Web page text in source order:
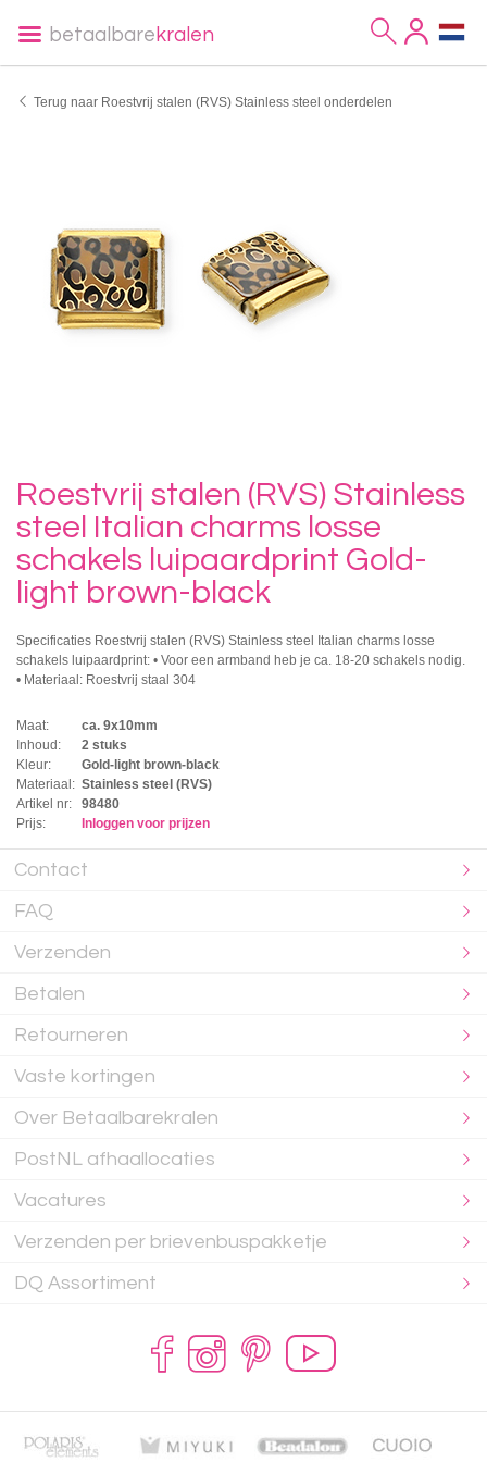
betaalbare kralen
Terug naar Roestvrij stalen (RVS) Stainless steel onderdelen
Roestvrij stalen (RVS) Stainless
steel Italian charms losse
schakels luipaardprint Gold-
light brown-black
Specificaties Roestvrij stalen (RVS) Stainless steel Italian charms losse
schakels luipaardprint: • Voor een armband heb je ca. 18-20 schakels nodig.
• Materiaal: Roestvrij staal 304
Maat:
ca. 9x10mm
Inhoud:
2 stuks
Kleur:
Gold-light brown-black
Materiaal: Stainless steel (RVS)
Artikel nr:
98480
Prijs:
Inloggen voor prijzen
Contact
FAQ
Verzenden
Betalen
Retourneren
Vaste kortingen
Over Betaalbarekralen
PostNL afhaallocaties
Vacatures
Verzenden per brievenbuspakketje
DQ Assortiment